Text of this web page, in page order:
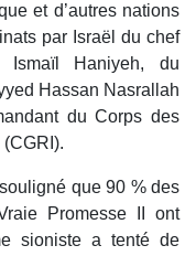
et d’autres nations
par Israël du chef
Haniyeh, du
Hassan Nasrallah
du Corps des
que 90 % des
Promesse II ont
sioniste a tenté de